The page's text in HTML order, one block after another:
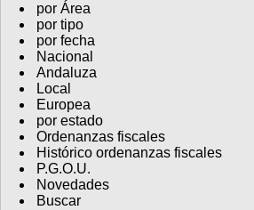
por Área
por tipo
por fecha
Nacional
Andaluza
Local
Europea
por estado
Ordenanzas fiscales
Histórico ordenanzas fiscales
P.G.O.U.
Novedades
Buscar